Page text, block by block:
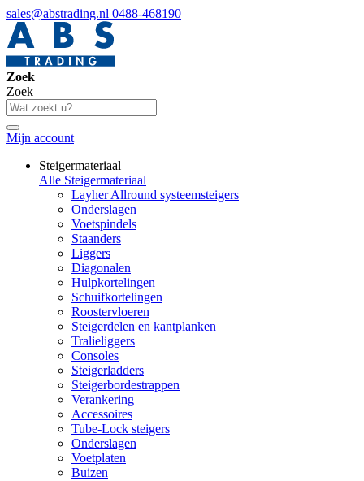
sales@abstrading.nl 0488-468190
Zoek
Zoek
Mijn account
Steigermateriaal
Alle Steigermateriaal
Layher Allround systeemsteigers
Onderslagen
Voetspindels
Staanders
Liggers
Diagonalen
Hulpkortelingen
Schuifkortelingen
Roostervloeren
Steigerdelen en kantplanken
Tralieliggers
Consoles
Steigerladders
Steigerbordestrappen
Verankering
Accessoires
Tube-Lock steigers
Onderslagen
Voetplaten
Buizen